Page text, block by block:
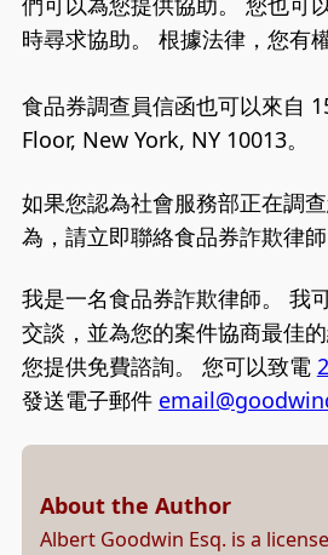
時尋求協助。 根據法律，您有
食品券調查員信函也可以來自
Floor, New York, NY 10013。
如果您認為社會服務部正在調
為，請立即聯絡食品券詐欺律師
我是一名食品券詐欺律師。 我
交談，並為您的案件協商最佳
您提供免費諮詢。 您可以致電
發送電子郵件
About the Author
Albert Goodwin Esq. is a